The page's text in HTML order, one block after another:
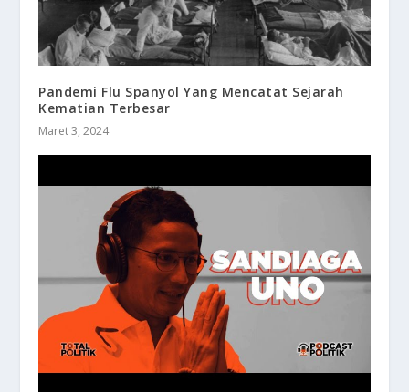
Pandemi Flu Spanyol Yang Mencatat Sejarah
Kematian Terbesar
Maret 3, 2024